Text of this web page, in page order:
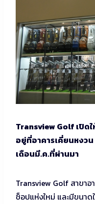
Transview Golf เปิด
อยู่ที่อาคารเคี่ยนหงว
เดือนมี.ค.ที่ผ่านมา
Transview Golf สาขา
ช็อปแห่งใหม่ และมีขนา